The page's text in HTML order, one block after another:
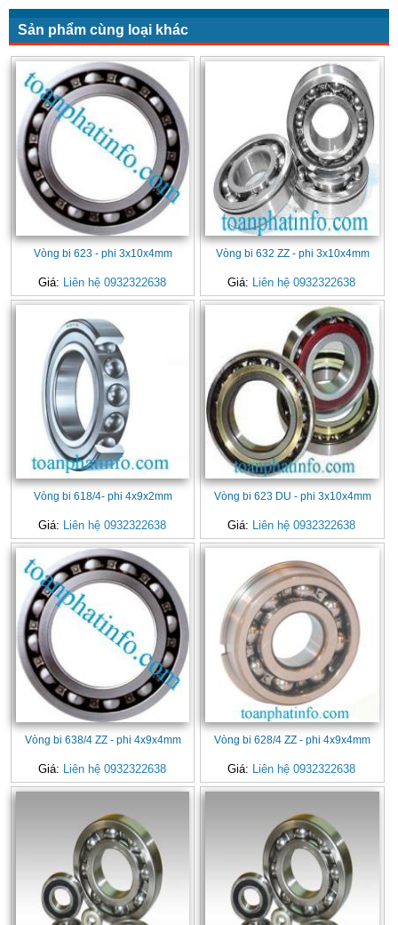
Sản phẩm cùng loại khác
Vòng bi 623 - phi 3x10x4mm
Giá: Liên hệ 0932322638
Vòng bi 632 ZZ - phi 3x10x4mm
Giá: Liên hệ 0932322638
Vòng bi 618/4- phi 4x9x2mm
Giá: Liên hệ 0932322638
Vòng bi 623 DU - phi 3x10x4mm
Giá: Liên hệ 0932322638
Vòng bi 638/4 ZZ - phi 4x9x4mm
Giá: Liên hệ 0932322638
Vòng bi 628/4 ZZ - phi 4x9x4mm
Giá: Liên hệ 0932322638